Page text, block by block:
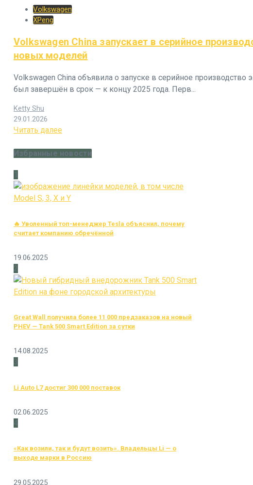
Volkswagen
XPeng
Volkswagen China запускает в серийное
новых моделей
Volkswagen China объявила о запуске в серийное производство
был завершён в срок — к концу 2025 года. Перв...
Ketty Shu
29.01.2026
Читать далее
Избранные новости
1
🔥 Уволенный топ-менеджер Tesla объяснил, почему
считает компанию обречённой
19.06.2025
2
Great Wall получила более 11 000 предзаказов на новый
PHEV — Tank 500 Smart Edition за сутки
14.08.2025
3
Li Auto L7 достиг 300 000 поставок
02.06.2025
4
«Как возили, так и будут возить». Владельцы Li — о
выходе марки в Россию
29.05.2025